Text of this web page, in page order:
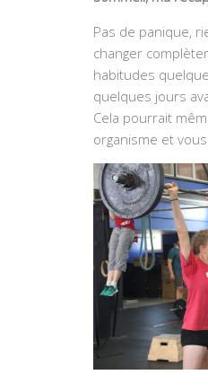
Pas de panique,
changer
habitudes
quelques jours
Cela pourrait
organisme et